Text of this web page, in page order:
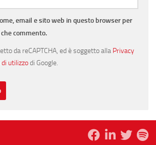
email e sito web in questo browser per
commento.
da reCAPTCHA, ed è soggetto alla Privacy
utilizzodi Google.